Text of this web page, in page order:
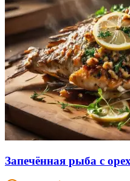
Запечённая рыба с